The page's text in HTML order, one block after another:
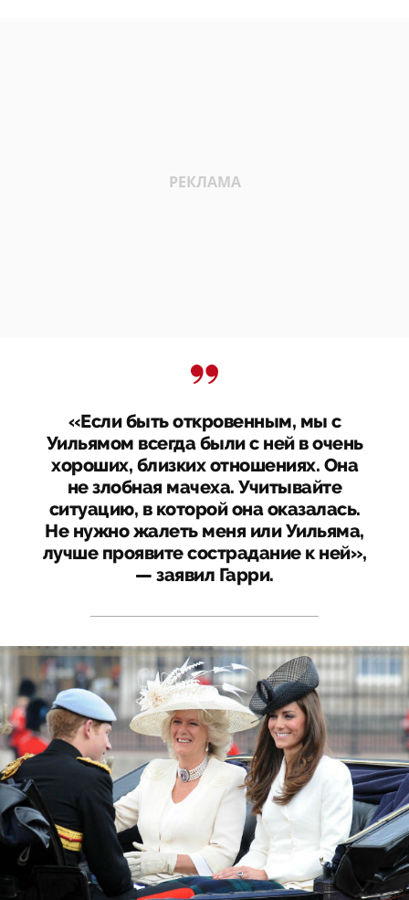
«Если быть откровенным, мы с
Уильямом всегда были с ней в очень
хороших, близких отношениях. Она
не злобная мачеха. Учитывайте
ситуацию, в которой она оказалась.
Не нужно жалеть меня или Уильяма,
лучше проявите сострадание к ней»,
— заявил Гарри.